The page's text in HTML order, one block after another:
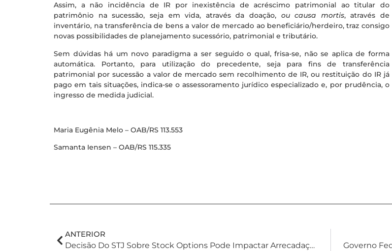
Assim, a não incidência de IR por inexistência de acréscimo patrimonial ao titular do
patrimônio na sucessão, seja em vida, através da doação, ou causa mortis, através de
inventário, na transferência de bens a valor de mercado ao beneficiário/herdeiro, traz consigo
novas possibilidades de planejamento sucessório, patrimonial e tributário.
Sem dúvidas há um novo paradigma a ser seguido o qual, frisa-se, não se aplica de forma
automática. Portanto, para utilização do precedente, seja para fins de transferência
patrimonial por sucessão a valor de mercado sem recolhimento de IR, ou restituição do IR já
pago em tais situações, indica-se o assessoramento jurídico especializado e, por prudência, o
ingresso de medida judicial.
Maria Eugênia Melo – OAB/RS 113.553
Samanta Iensen – OAB/RS 115.335
ANTERIOR
Decisão Do STJ Sobre Stock Options Pode Impactar Arrecadação E Transações Tributárias